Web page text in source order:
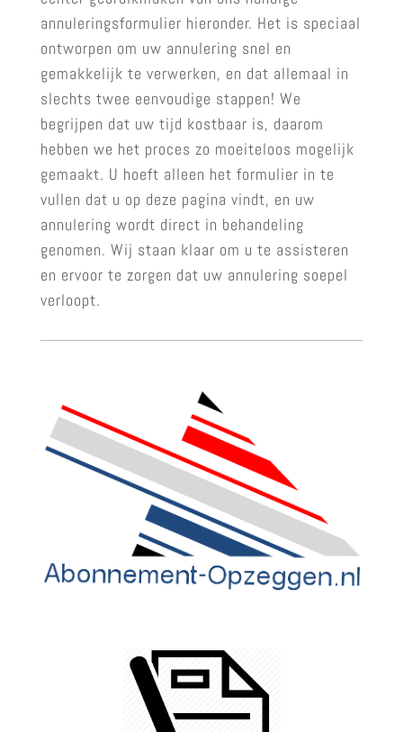
annuleringsformulier hieronder. Het is speciaal
ontworpen om uw annulering snel en
gemakkelijk te verwerken, en dat allemaal in
slechts twee eenvoudige stappen! We
begrijpen dat uw tijd kostbaar is, daarom
hebben we het proces zo moeiteloos mogelijk
gemaakt. U hoeft alleen het formulier in te
vullen dat u op deze pagina vindt, en uw
annulering wordt direct in behandeling
genomen. Wij staan klaar om u te assisteren
en ervoor te zorgen dat uw annulering soepel
verloopt.